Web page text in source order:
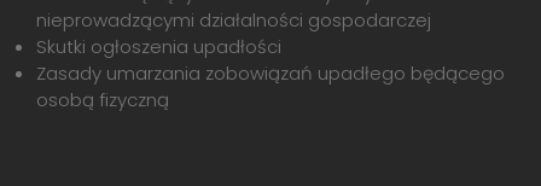
nieprowadzącymi działalności gospodarczej
Skutki ogłoszenia upadłości
Zasady umarzania zobowiązań upadłego będącego
osobą fizyczną